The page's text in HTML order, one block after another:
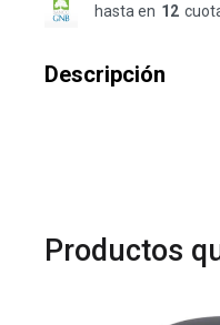
hasta en 12
Descripción
Productos